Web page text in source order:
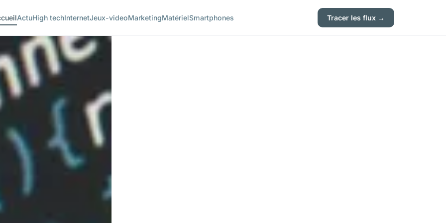
ActuHigh techInternetJeux-videoMarketingMatérielSmartphones Tracer les flux →